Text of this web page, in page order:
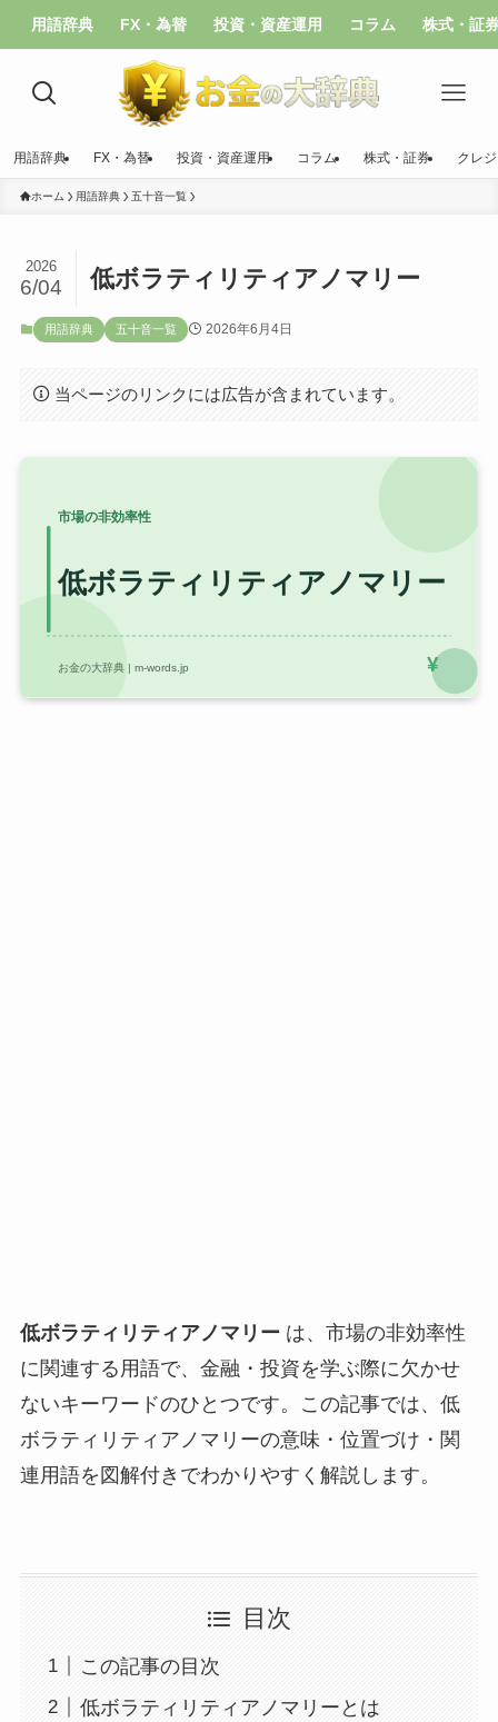
用語辞典 FX・為替 投資・資産運用 コラム 株式・証
用語辞典 FX・為替 投資・資産運用 コラム 株式・証券 クレ
ホーム 用語辞典 五十音一覧
低ボラティリティアノマリー
2026
6/04
用語辞典 五十音一覧 2026年6月4日
当ページのリンクには広告が含まれています。
低ボラティリティアノマリー は、市場の非効率性
に関連する用語で、金融・投資を学ぶ際に欠かせ
ないキーワードのひとつです。この記事では、低
ボラティリティアノマリーの意味・位置づけ・関
連用語を図解付きでわかりやすく解説します。
目次
この記事の目次
低ボラティリティアノマリーとは